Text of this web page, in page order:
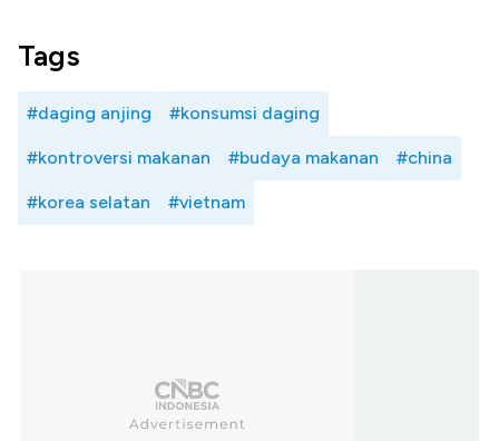
Tags
#daging anjing #konsumsi daging
#kontroversi makanan #budaya makanan #china
#korea selatan #vietnam